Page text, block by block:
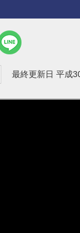
最終更新日 平成